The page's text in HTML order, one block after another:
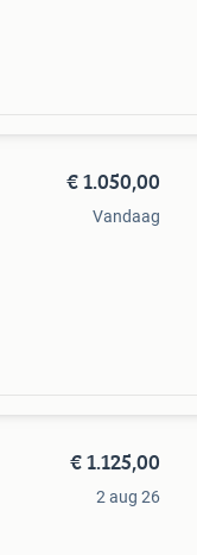
€ 1.050,00
Vandaag
€ 1.125,00
2 aug 26